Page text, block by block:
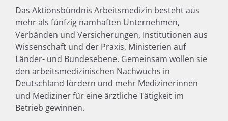
Das Aktionsbündnis Arbeitsmedizin besteht aus
mehr als fünfzig namhaften Unternehmen,
Verbänden und Versicherungen, Institutionen aus
Wissenschaft und der Praxis, Ministerien auf
Länder- und Bundesebene. Gemeinsam wollen sie
den arbeitsmedizinischen Nachwuchs in
Deutschland fördern und mehr Medizinerinnen
und Mediziner für eine ärztliche Tätigkeit im
Betrieb gewinnen.